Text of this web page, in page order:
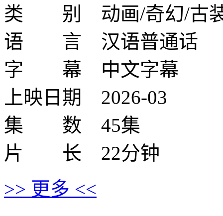
类 别 动画/奇幻/古
语 言 汉语普通话
字 幕 中文字幕
上映日期 2026-03
集 数 45集
片 长 22分钟
>> 更多 <<